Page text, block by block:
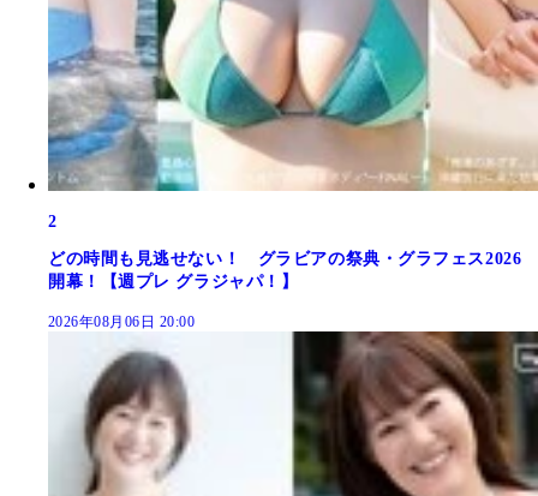
2
どの時間も見逃せない！ グラビアの祭典・グラフェス2026
開幕！【週プレ グラジャパ！】
2026年08月06日 20:00